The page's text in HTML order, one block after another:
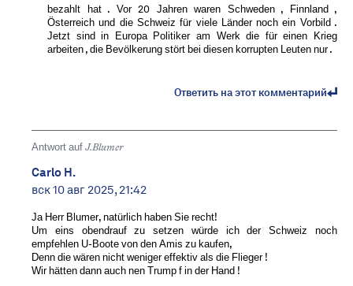
bezahlt hat . Vor 20 Jahren waren Schweden , Finnland ,
Österreich und die Schweiz für viele Länder noch ein Vorbild .
Jetzt sind in Europa Politiker am Werk die für einen Krieg
arbeiten , die Bevölkerung stört bei diesen korrupten Leuten nur .
Ответить на этот комментарий
Antwort auf J.Blumer
Carlo H.
вск 10 авг 2025, 21:42
Ja Herr Blumer, natürlich haben Sie recht!
Um eins obendrauf zu setzen würde ich der Schweiz noch
empfehlen U-Boote von den Amis zu kaufen,
Denn die wären nicht weniger effektiv als die Flieger !
Wir hätten dann auch nen Trump f in der Hand !